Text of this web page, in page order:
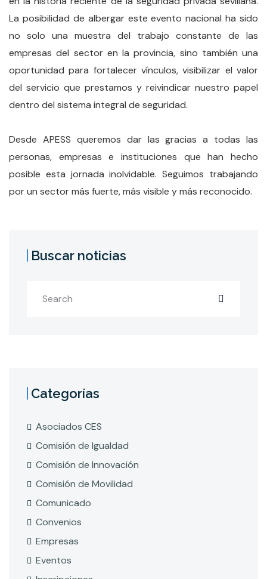
La posibilidad de albergar este evento nacional ha sido
no solo una muestra del trabajo constante de las
empresas del sector en la provincia, sino también una
oportunidad para fortalecer vínculos, visibilizar el valor
del servicio que prestamos y reivindicar nuestro papel
dentro del sistema integral de seguridad.
Desde APESS queremos dar las gracias a todas las
personas, empresas e instituciones que han hecho
posible esta jornada inolvidable. Seguimos trabajando
por un sector más fuerte, más visible y más reconocido.
Buscar noticias
Categorías
Asociados CES
Comisión de Igualdad
Comisión de Innovación
Comisión de Movilidad
Comunicado
Convenios
Empresas
Eventos